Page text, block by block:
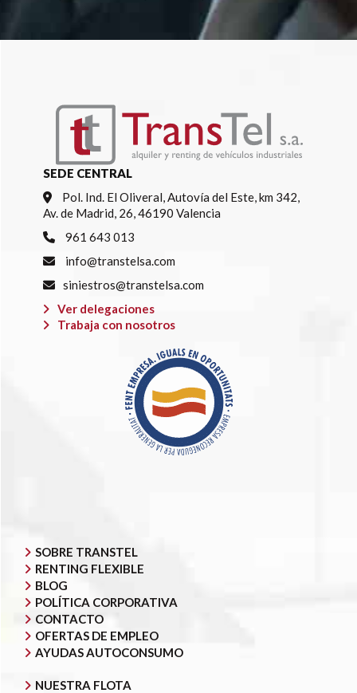
SEDE CENTRAL
Pol. Ind. El Oliveral, Autovía del Este, km 342,
Av. de Madrid, 26, 46190 Valencia
961 643 013
info@transtelsa.com
siniestros@transtelsa.com
Ver delegaciones
Trabaja con nosotros
SOBRE TRANSTEL
RENTING FLEXIBLE
BLOG
POLÍTICA CORPORATIVA
CONTACTO
OFERTAS DE EMPLEO
AYUDAS AUTOCONSUMO
NUESTRA FLOTA